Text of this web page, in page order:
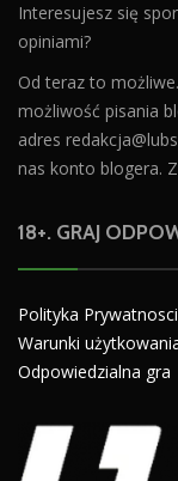
Interesujesz się
opiniami?
Od teraz to
możliwość pisania
adres
nas konto blogera.
18+. GRAJ
Polityka Prywatnosci
Warunki
Odpowiedzialna gra